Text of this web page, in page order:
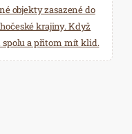
v sauně poléváním
saunu esenciálním
jinou pomůckou.
saunéři mají
je ceremoniál s
objekty zasazené do
krajiny. Když
spolu a přitom mít klid.